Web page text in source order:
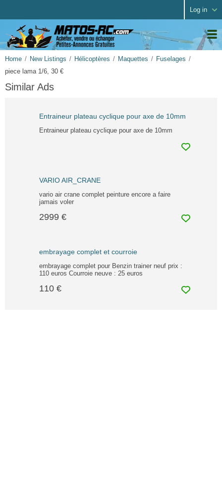
Log in
Home New Listings Hélicoptères Maquettes
Fuselages
piece lama 1/6, 30 €
Similar Ads
Entraineur plateau cyclique pour axe de 10mm
Entraineur plateau cyclique pour axe de 10mm
VARIO AIR_CRANE
vario air crane complet peinture encore a faire
jamais voler
2999 €
embrayage complet et courroie
embrayage complet pour Benzin trainer neuf prix :
110 euros Courroie neuve : 25 euros
110 €